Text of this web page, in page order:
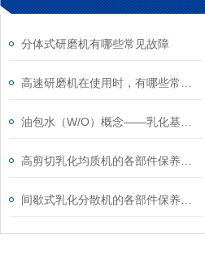
分体式研磨机有哪些常见故障